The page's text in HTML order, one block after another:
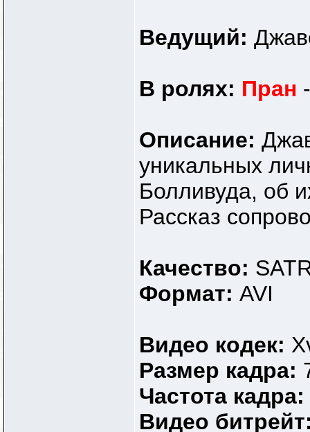
Ведущий:
В ролях: Пран
Описание:
уникальных
Болливуда, об
Рассказ
Качество:
Формат: AVI
Видео кодек:
Размер кадра:
Частота кадра:
Видео